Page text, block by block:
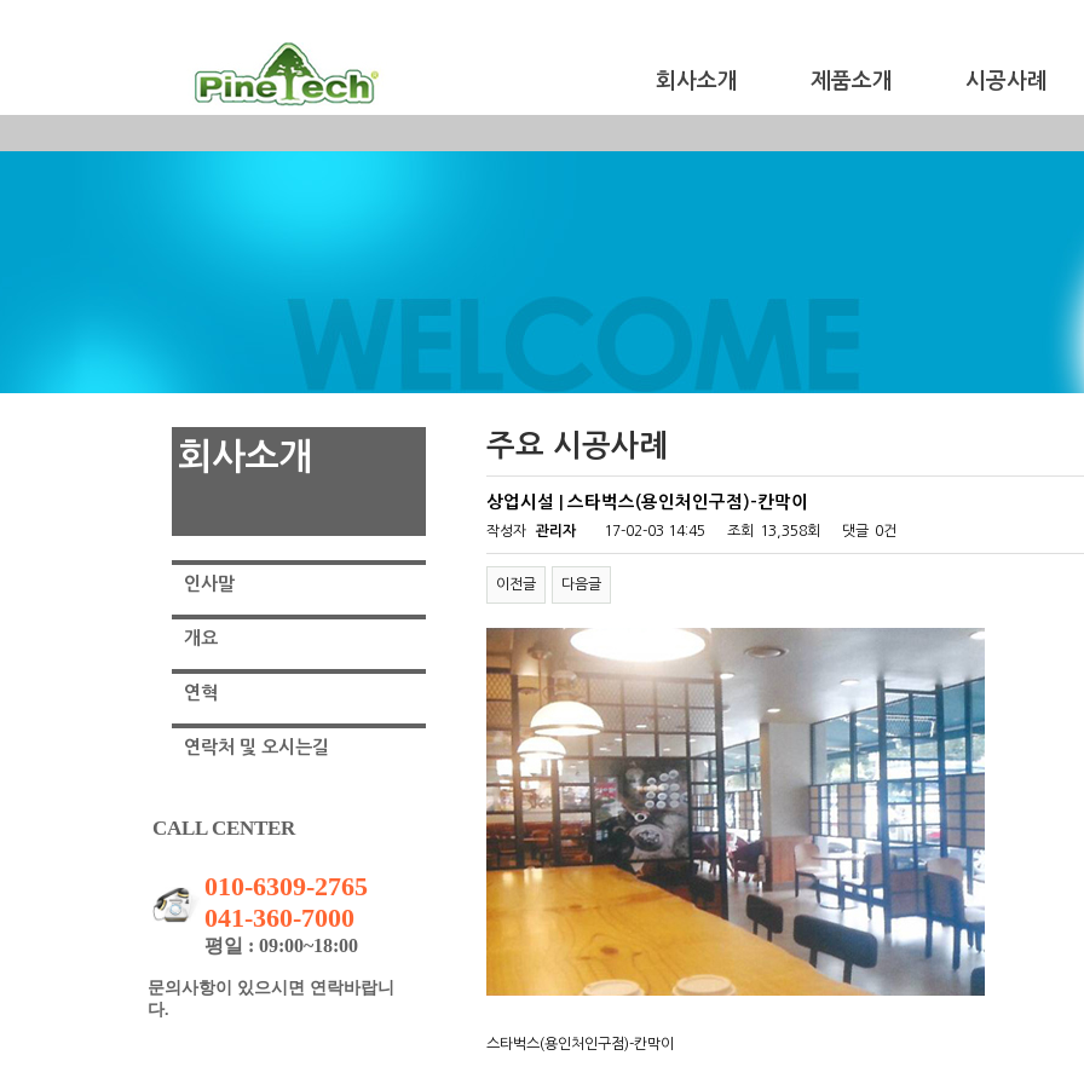
회사소개 제품소개 시공사례
회사소개
인사말
개요
연혁
연락처 및 오시는길
CALL CENTER
010-6309-2765
041-360-7000
평일 : 09:00~18:00
문의사항이 있으시면 연락바랍니
다.
주요 시공사례
상업시설 | 스타벅스(용인처인구점)-칸막이
작성자 관리자 17-02-03 14:45 조회 13,358회 댓글 0건
이전글 다음글
스타벅스(용인처인구점)-칸막이